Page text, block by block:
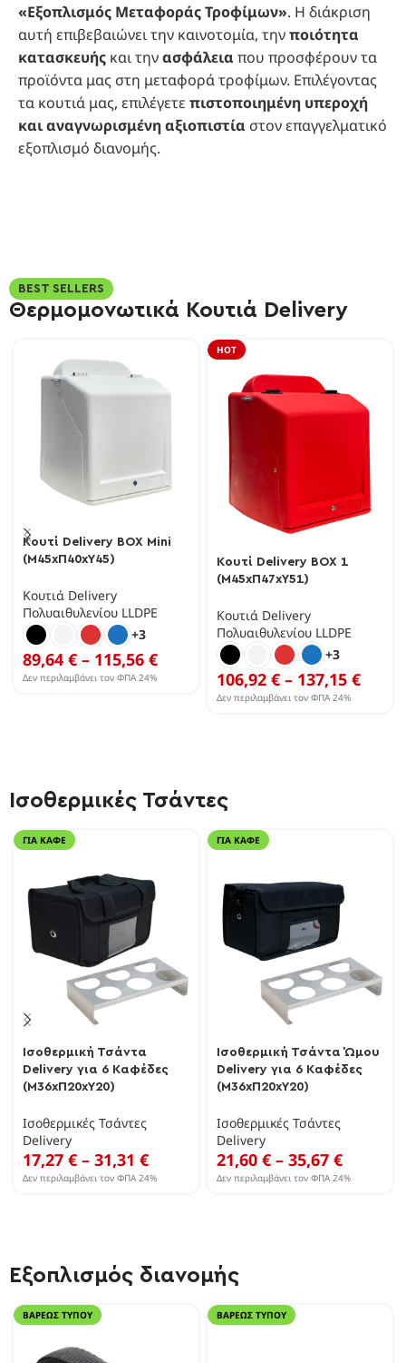
«Εξοπλισμός Μεταφοράς Τροφίμων». Η διάκριση
αυτή επιβεβαιώνει την καινοτομία, τηνποιότητα
κατασκευής και τηνασφάλεια που προσφέρουν τα
προϊόντα μας στη μεταφορά τροφίμων. Επιλέγοντας
τα κουτιά μας, επιλέγετε πιστοποιημένη υπεροχή
και αναγνωρισμένη αξιοπιστία στον επαγγελματικό
εξοπλισμό διανομής.
BEST SELLERS
Θερμομονωτικά Κουτιά Delivery
Κουτί Delivery BOX Mini
(Μ45xΠ40xΥ45)
Κουτιά Delivery
Πολυαιθυλενίου LLDPE
+3
89,64 € – 115,56 €
Δεν περιλαμβάνει τον ΦΠΑ 24%
HOT
Κουτί Delivery BOX 1
(Μ45xΠ47xΥ51)
Κουτιά Delivery
Πολυαιθυλενίου LLDPE
+3
106,92 € – 137,15 €
Δεν περιλαμβάνει τον ΦΠΑ 24%
Ισοθερμικές Τσάντες
ΓΙΑ ΚΑΦΈ
Ισοθερμική Τσάντα
Delivery για 6 Καφέδες
(Μ36xΠ20xΥ20)
Ισοθερμικές Τσάντες
Delivery
17,27 € – 31,31 €
Δεν περιλαμβάνει τον ΦΠΑ 24%
ΓΙΑ ΚΑΦΈ
Ισοθερμική Τσάντα Ώμου
Delivery για 6 Καφέδες
(Μ36xΠ20xΥ20)
Ισοθερμικές Τσάντες
Delivery
21,60 € – 35,67 €
Δεν περιλαμβάνει τον ΦΠΑ 24%
Εξοπλισμός διανομής
ΒΑΡΈΩΣ ΤΎΠΟΥ ΒΑΡΈΩΣ ΤΎΠΟΥ